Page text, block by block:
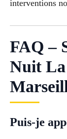
interventions
FAQ –
Nuit
Puis-je